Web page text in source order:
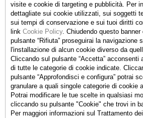
Cover
visite e cookie di targeting e pubblicità. Per
dettagliate sui cookie utilizzati, sui soggetti
sui tempi di conservazione e sui tuoi diritti
link Cookie Policy. Chiudendo questo banner
pulsante “Rifiuta” proseguirai la navigazione
l'installazione di alcun cookie diverso da
Cliccando sul pulsante “Accetta” acconsenti
di tutte le categorie di cookie indicate.
pulsante “Approfondisci e configura” potrai
granulare a quali singole categorie di cookie
Potrai modificare le tue scelte in qualsiasi
cliccando su pulsante "Cookie" che trovi in
Per maggiori informazioni sul Trattamento